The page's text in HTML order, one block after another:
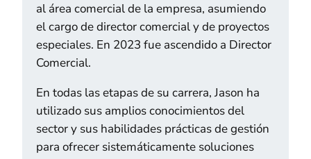
al área comercial de la empresa, asumiendo
el cargo de director comercial y de proyectos
especiales. En 2023 fue ascendido a Director
Comercial.
En todas las etapas de su carrera, Jason ha
utilizado sus amplios conocimientos del
sector y sus habilidades prácticas de gestión
para ofrecer sistemáticamente soluciones